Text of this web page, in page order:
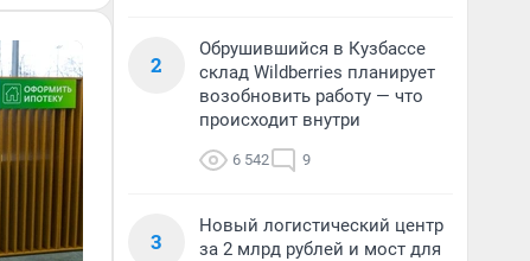
2
Обрушившийся в Кузбассе
склад Wildberries планирует
возобновить работу — что
происходит внутри
6 542 9
3
Новый логистический центр
за 2 млрд рублей и мост для